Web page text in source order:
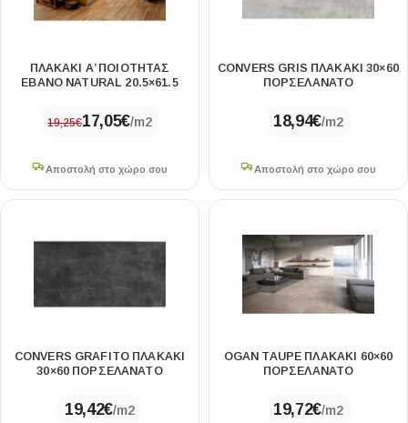
ΠΛΑΚΑΚΙ Α’ ΠΟΙΟΤΗΤΑΣ
EBANO NATURAL 20.5×61.5
19,25€17,05€/m2
Αποστολή στο χώρο σου
CONVERS GRIS ΠΛΑΚΑΚΙ 30×60
ΠΟΡΣΕΛΑΝΑΤΟ
18,94€/m2
Αποστολή στο χώρο σου
CONVERS GRAFITO ΠΛΑΚΑΚΙ
30×60 ΠΟΡΣΕΛΑΝΑΤΟ
19,42€/m2
OGAN TAUPE ΠΛΑΚΑΚΙ 60×60
ΠΟΡΣΕΛΑΝΑΤΟ
19,72€/m2